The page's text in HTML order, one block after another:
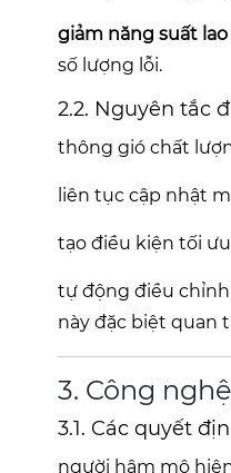
giảm năng suất
số lượng lỗi.
2.2. Nguyên tắc
thông gió chất
liên tục cập nhật
tạo điều kiện tối
tự động điều
này đặc biệt quan
3. Công
3.1. Các quyết
người hâm mộ